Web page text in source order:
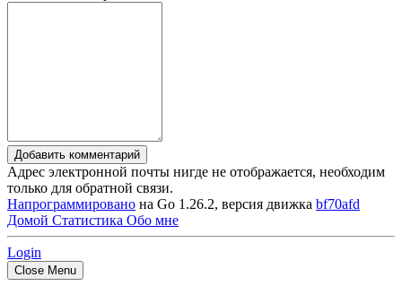
Добавить комментарий
Адрес электронной почты нигде не отображается, необходим
только для обратной связи.
Напрограммировано на Go 1.26.2, версия движка bf70afd
Домой Статистика Обо мне
Login
Close Menu